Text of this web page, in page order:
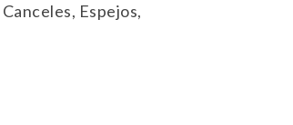
Canceles, Espejos,